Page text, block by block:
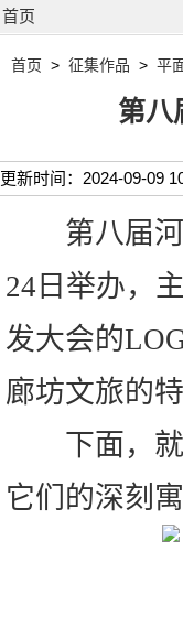
首页
首页 > 征集作品 > 平
第八
更新时间：2024-09-09
第八届河
24日举办，
发大会的
廊坊文旅的
下面，就
它们的深刻寓